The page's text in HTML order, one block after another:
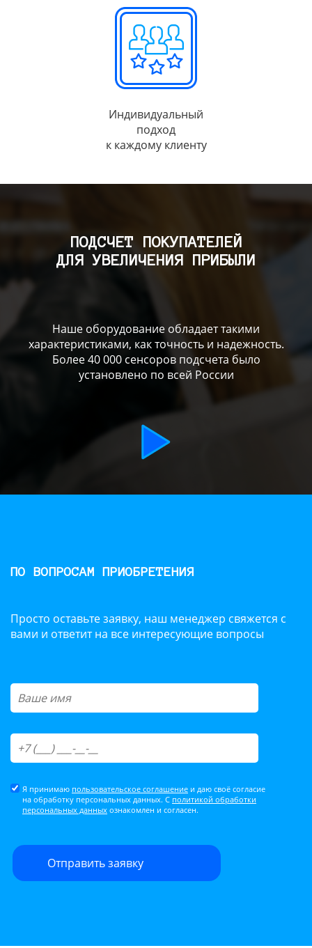
Индивидуальный
подход
к каждому клиенту
ПОДСЧЕТ ПОКУПАТЕЛЕЙ
ДЛЯ УВЕЛИЧЕНИЯ ПРИБЫЛИ
Наше оборудование обладает такими
характеристиками, как точность и надежность.
Более 40 000 сенсоров подсчета было
установлено по всей России
ПО ВОПРОСАМ ПРИОБРЕТЕНИЯ
Просто оставьте заявку, наш менеджер свяжется с
вами и ответит на все интересующие вопросы
Я принимаю пользовательское соглашение и даю своё согласие
на обработку персональных данных. С политикой обработки
персональных данных ознакомлен и согласен.